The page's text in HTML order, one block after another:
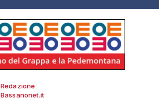
Redazione
Bassanonet.it